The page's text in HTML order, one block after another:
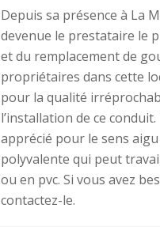
Depuis sa présence à La
devenue le prestataire le
et du remplacement de
propriétaires dans cette
pour la qualité
l’installation de ce
apprécié pour le sens
polyvalente qui peut
ou en pvc. Si vous avez
contactez-le.